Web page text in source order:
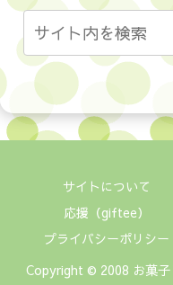
サイトについて
応援（giftee）
プライバシーポリシー
Copyright © 2008 お菓子